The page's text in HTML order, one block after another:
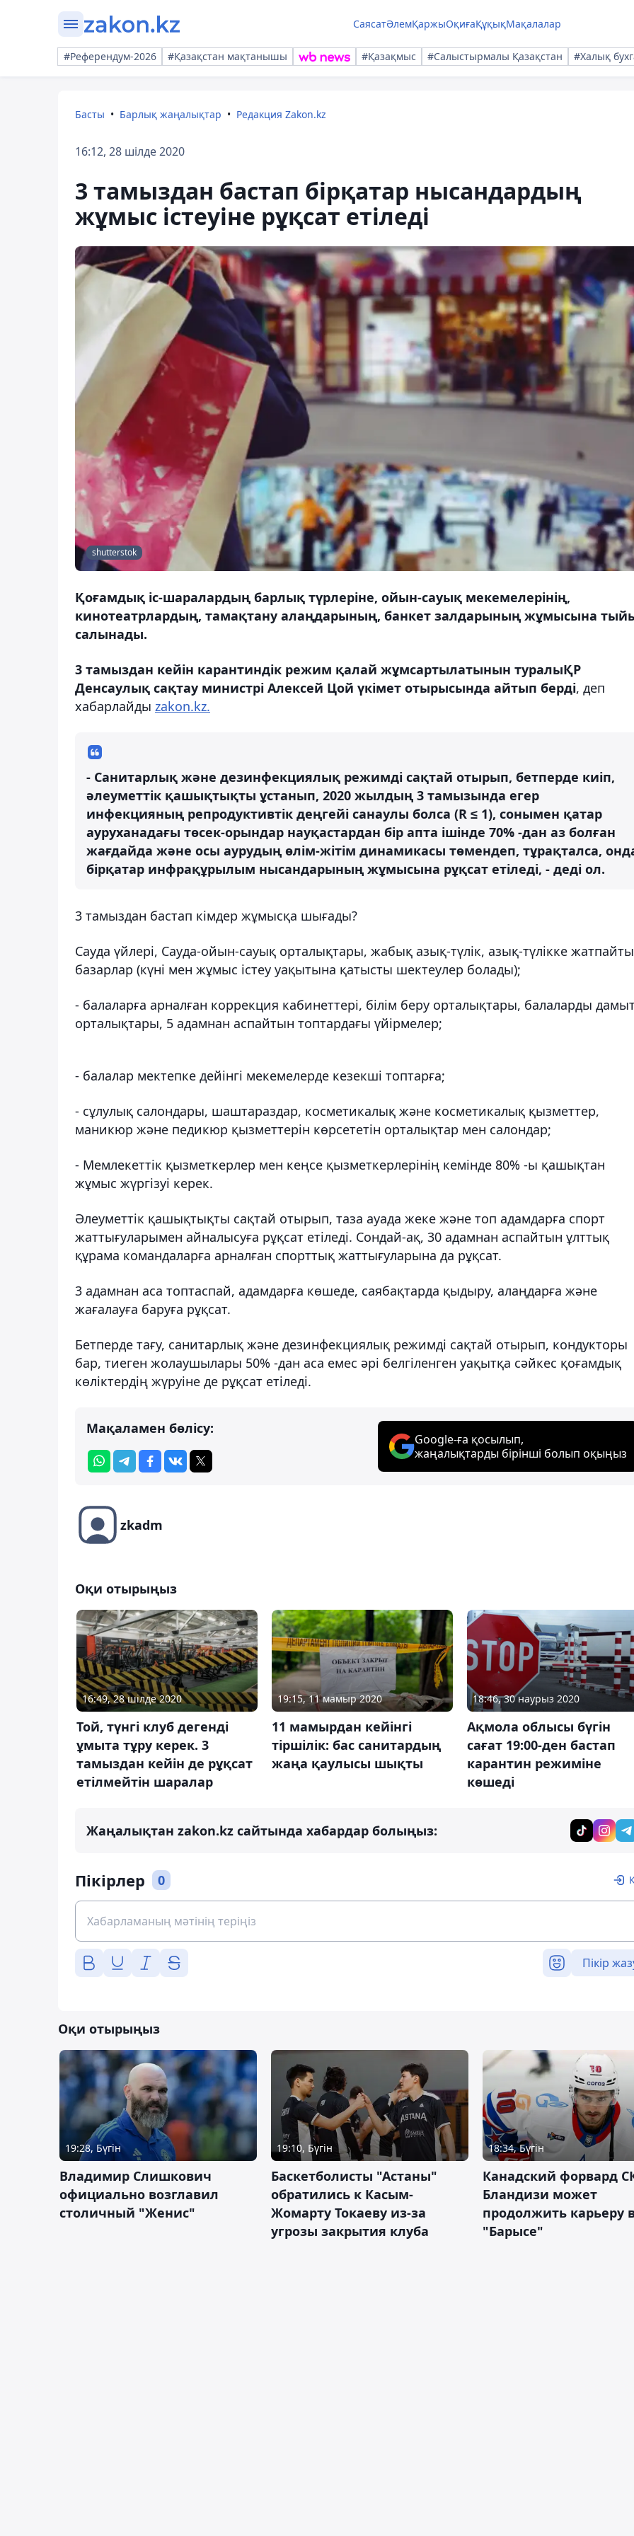
СаясатӘлемҚаржыОқиғаҚұқықМақалалар
#Референдум-2026 #Қазақстан мақтанышы #Қазақмыс #Салыстырмалы Қазақстан #Халық
Басты Барлық жаңалықтар Редакция Zakon.kz
16:12, 28 шілде 2020
3 тамыздан бастап бірқатар нысандардың
жұмыс істеуіне рұқсат етіледі
shutterstok
Қоғамдық іс-шаралардың барлық түрлеріне, ойын-сауық мекемелерінің,
кинотеатрлардың, тамақтану алаңдарының, банкет залдарының жұмысына
салынады.
3 тамыздан кейін карантиндік режим қалай жұмсартылатынын туралыҚР
Денсаулық сақтау министрі Алексей Цой үкімет отырысында айтып берді, деп
хабарлайды zakon.kz.
- Санитарлық және дезинфекциялық режимді сақтай отырып, бетперде киіп,
әлеуметтік қашықтықты ұстанып, 2020 жылдың 3 тамызында егер
инфекцияның репродуктивтік деңгейі санаулы болса (R ≤ 1), сонымен қатар
ауруханадағы төсек-орындар науқастардан бір апта ішінде 70% -дан аз болған
жағдайда және осы аурудың өлім-жітім динамикасы төмендеп, тұрақталса,
бірқатар инфрақұрылым нысандарының жұмысына рұқсат етіледі, - деді ол.
3 тамыздан бастап кімдер жұмысқа шығады?
Сауда үйлері, Сауда-ойын-сауық орталықтары, жабық азық-түлік, азық-түлікке
базарлар (күні мен жұмыс істеу уақытына қатысты шектеулер болады);
- балаларға арналған коррекция кабинеттері, білім беру орталықтары, балаларды
орталықтары, 5 адамнан аспайтын топтардағы үйірмелер;
- балалар мектепке дейінгі мекемелерде кезекші топтарға;
- сұлулық салондары, шаштараздар, косметикалық және косметикалық қызметтер,
маникюр және педикюр қызметтерін көрсететін орталықтар мен салондар;
- Мемлекеттік қызметкерлер мен кеңсе қызметкерлерінің кемінде 80% -ы қашықтан
жұмыс жүргізуі керек.
Әлеуметтік қашықтықты сақтай отырып, таза ауада жеке және топ адамдарға спорт
жаттығуларымен айналысуға рұқсат етіледі. Сондай-ақ, 30 адамнан аспайтын ұлттық
құрама командаларға арналған спорттық жаттығуларына да рұқсат.
3 адамнан аса топтаспай, адамдарға көшеде, саябақтарда қыдыру, алаңдарға және
жағалауға баруға рұқсат.
Бетперде тағу, санитарлық және дезинфекциялық режимді сақтай отырып, кондукторы
бар, тиеген жолаушылары 50% -дан аса емес әрі белгіленген уақытқа сәйкес қоғамдық
көліктердің жүруіне де рұқсат етіледі.
Мақаламен бөлісу:
Google-ға қосылып,
жаңалықтарды бірінші болып оқыңыз
zkadm
Оқи отырыңыз
16:49, 28 шілде 2020
Той, түнгі клуб дегенді
ұмыта тұру керек. 3
тамыздан кейін де рұқсат
етілмейтін шаралар
19:15, 11 мамыр 2020
11 мамырдан кейінгі
тіршілік: бас санитардың
жаңа қаулысы шықты
18:46, 30 наурыз 2020
Ақмола облысы бүгін
сағат 19:00-ден бастап
карантин режиміне
көшеді
Жаңалықтан zakon.kz сайтында хабардар болыңыз:
Пікірлер 0
Пікір
Оқи отырыңыз
19:28, Бүгін
Владимир Слишкович
официально возглавил
столичный "Женис"
19:10, Бүгін
Баскетболисты "Астаны"
обратились к Касым-
Жомарту Токаеву из-за
угрозы закрытия клуба
18:34, Бүгін
Канадский форвард
Бландизи может
продолжить карьеру
"Барысе"